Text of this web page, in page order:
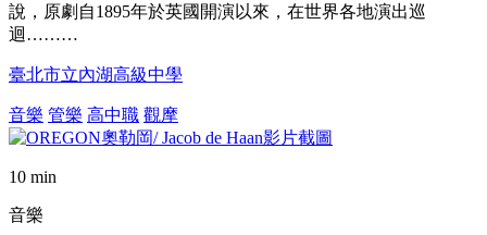
說，原劇自1895年於英國開演以來，在世界各地演出巡
迴………
臺北市立內湖高級中學
音樂 管樂 高中職 觀摩
10 min
音樂